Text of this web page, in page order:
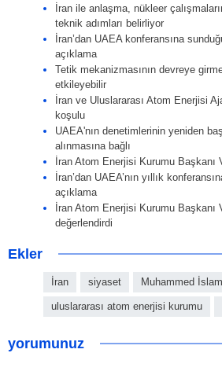
İran ile anlaşma, nükleer
teknik adımları belirliyor
İran’dan UAEA konferansına
açıklama
Tetik mekanizmasının devreye
etkileyebilir
İran ve Uluslararası Atom Enerjisi
koşulu
UAEA'nın denetimlerinin yeniden
alınmasına bağlı
İran Atom Enerjisi Kurumu Başkanı
İran’dan UAEA’nın yıllık
açıklama
İran Atom Enerjisi Kurumu Başkanı
değerlendirdi
Ekler
İran siyaset Muhammed
uluslararası atom enerjisi kurumu
yorumunuz